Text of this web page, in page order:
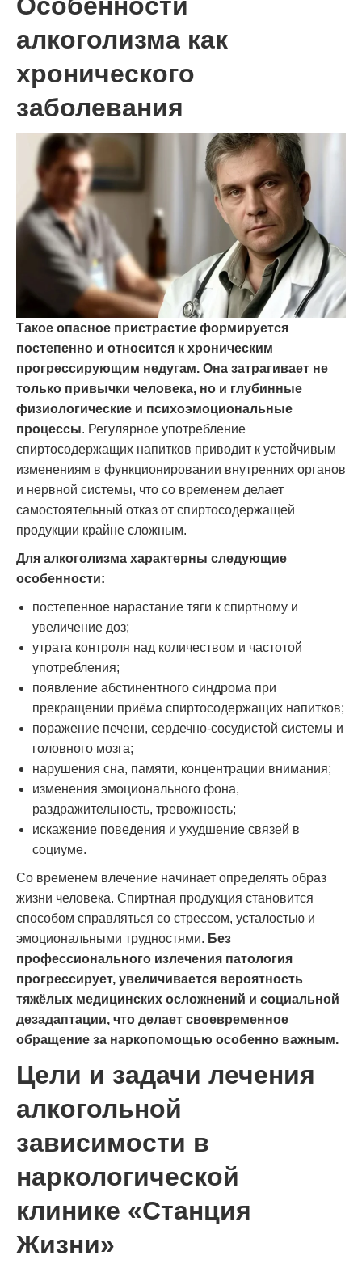
Особенности
алкоголизма как
хронического
заболевания
Такое опасное пристрастие формируется
постепенно и относится к хроническим
прогрессирующим недугам. Она затрагивает не
только привычки человека, но и глубинные
физиологические и психоэмоциональные
процессы. Регулярное употребление
спиртосодержащих напитков приводит к устойчивым
изменениям в функционировании внутренних органов
и нервной системы, что со временем делает
самостоятельный отказ от спиртосодержащей
продукции крайне сложным.
Для алкоголизма характерны следующие
особенности:
постепенное нарастание тяги к спиртному и
увеличение доз;
утрата контроля над количеством и частотой
употребления;
появление абстинентного синдрома при
прекращении приёма спиртосодержащих напитков;
поражение печени, сердечно-сосудистой системы и
головного мозга;
нарушения сна, памяти, концентрации внимания;
изменения эмоционального фона,
раздражительность, тревожность;
искажение поведения и ухудшение связей в
социуме.
Со временем влечение начинает определять образ
жизни человека. Спиртная продукция становится
способом справляться со стрессом, усталостью и
эмоциональными трудностями. Без
профессионального излечения патология
прогрессирует, увеличивается вероятность
тяжёлых медицинских осложнений и социальной
дезадаптации, что делает своевременное
обращение за наркопомощью особенно важным.
Цели и задачи лечения
алкогольной
зависимости в
наркологической
клинике «Станция
Жизни»